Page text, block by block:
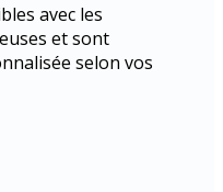
avec les
et sont
selon vos